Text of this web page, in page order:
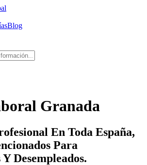
Blog
Granada
En Toda España,
Para
Desempleados.